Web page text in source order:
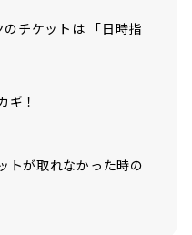
のチケットは 「日時指
ギ！
トが取れなかった時の